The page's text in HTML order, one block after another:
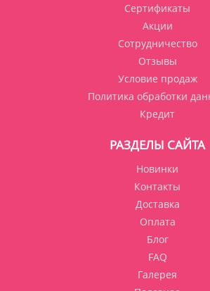
Сертификаты
Акции
Сотрудничество
Отзывы
Условие продаж
Политика обработки
Кредит
РАЗДЕЛЫ САЙТА
Новинки
Контакты
Доставка
Оплата
Блог
FAQ
Галерея